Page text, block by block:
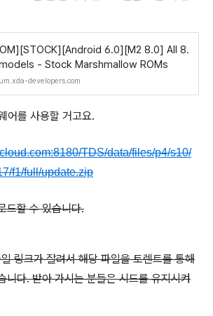
6.0][M2 8.0] All 8.
- Stock Marshmallow ROMs
developers.com
어를 사용할 거고요.
TDS/data/files/p4/s10/
f1/full/update.zip
드할 수 있습니다.
링크가 잘려서 해당 파일을 토렌트를 통해
니다. 받아 가시는 분들은 시드를 유지시켜